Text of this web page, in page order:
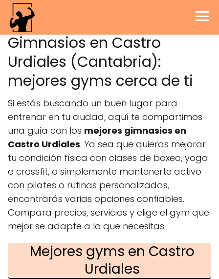
Gimnasios en Castro
Urdiales (Cantabria):
mejores gyms cerca de ti
Si estás buscando un buen lugar para
entrenar en tu ciudad, aquí te compartimos
una guía con los mejores gimnasios en
Castro Urdiales. Ya sea que quieras mejorar
tu condición física con clases de boxeo, yoga
o crossfit, o simplemente mantenerte activo
con pilates o rutinas personalizadas,
encontrarás varias opciones confiables.
Compara precios, servicios y elige el gym que
mejor se adapte a lo que necesitas.
Mejores gyms en Castro
Urdiales